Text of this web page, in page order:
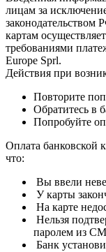
лицам за
законодательством
картам
требованиями
Europe Sprl.
Действия при
Повторите
Обратитесь в
Попробуйте
Оплата банковской
что:
Вы ввели
У карты
На карте
Нельзя
паролем из
Банк